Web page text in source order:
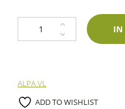
Lackstift Piaggio 172 Verde
IN
ALPA VL
ADD TO WISHLIST